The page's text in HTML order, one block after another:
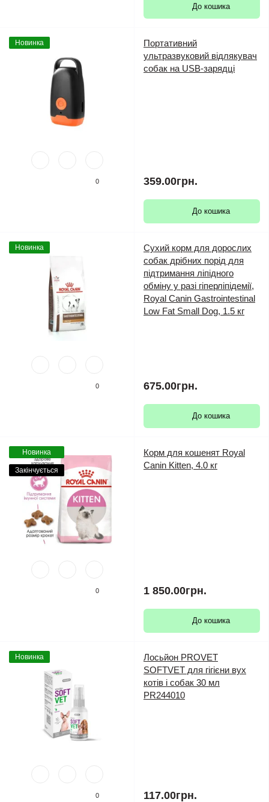
До кошика
Новинка
0
Портативний
ультразвуковий відлякувач
собак на USB-зарядці
359.00грн.
До кошика
Новинка
0
Сухий корм для дорослих
собак дрібних порід для
підтримання ліпідного
обміну у разі гіперліпідемії,
Royal Canin Gastrointestinal
Low Fat Small Dog, 1.5 кг
675.00грн.
До кошика
Новинка
Закінчується
0
Корм для кошенят Royal
Canin Kitten, 4.0 кг
1 850.00грн.
До кошика
Новинка
0
Лосьйон PROVET
SOFTVET для гігієни вух
котів і собак 30 мл
PR244010
117.00грн.